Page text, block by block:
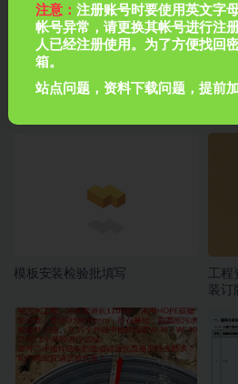
122套专家论证方案 河道
模板安装检验批填写
工
装订版
注意：注册账号时要使用英文字
帐号异常，请更换其帐号进行注
人已经注册使用。为了方便找回
箱。
站点问题，资料下载问题，提前